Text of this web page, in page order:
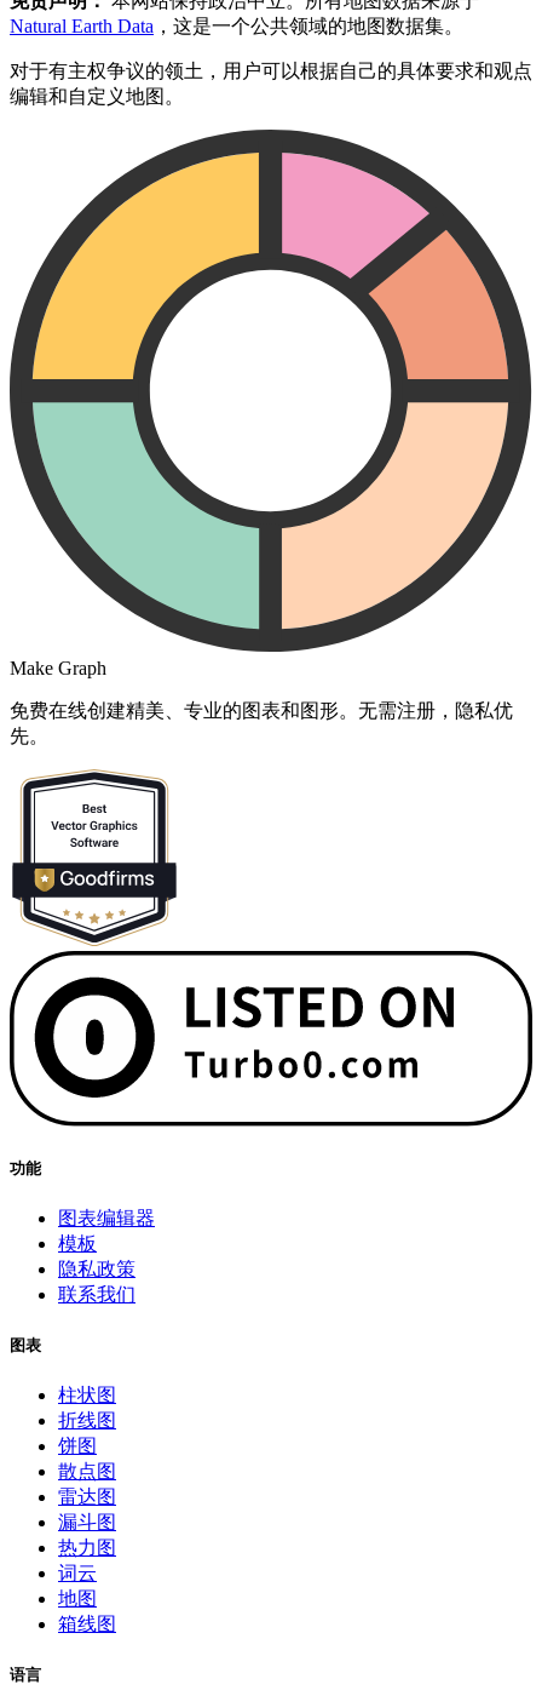
Natural Earth Data ，这是一个公共领域的地图数据集。
对于有主权争议的领土，用户可以根据自己的具体要求和观点
编辑和自定义地图。
Make Graph
免费在线创建精美、专业的图表和图形。无需注册，隐私优
先。
功能
图表编辑器
模板
隐私政策
联系我们
图表
柱状图
折线图
饼图
散点图
雷达图
漏斗图
热力图
词云
地图
箱线图
语言